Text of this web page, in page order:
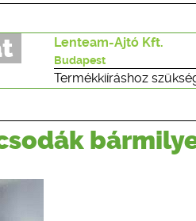
Lenteam-Ajtó Kft.
Budapest
Termékkiíráshoz